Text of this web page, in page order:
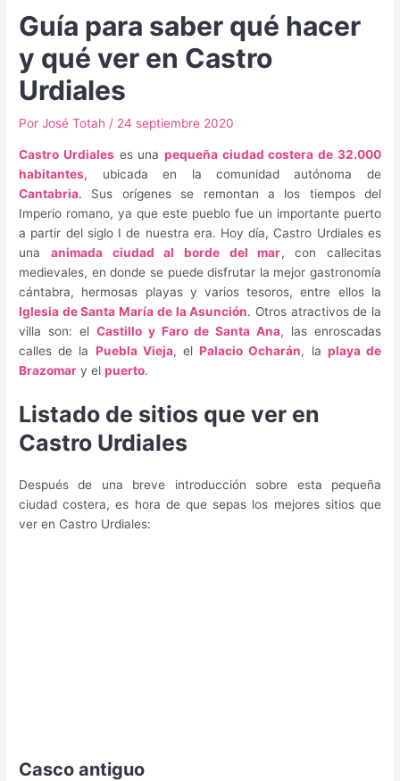
Guía para saber qué hacer
y qué ver en Castro
Urdiales
PorJosé Totah/ 24 septiembre 2020
Castro Urdialeses unapequeña ciudad costera de 32.000
habitantes, ubicada en la comunidad autónoma de
Cantabria. Sus orígenes se remontan a los tiempos del
Imperio romano, ya que este pueblo fue un importante puerto
a partir del siglo I de nuestra era. Hoy día, Castro Urdiales es
una animada ciudad al borde del mar, con callecitas
medievales, en donde se puede disfrutar la mejor gastronomía
cántabra, hermosas playas y varios tesoros, entre ellos la
Iglesia de Santa María de la Asunción. Otros atractivos de la
villa son: el Castillo y Faro de Santa Ana, las enroscadas
calles de la Puebla Vieja, elPalacio Ocharán, la playa de
Brazomar y elpuerto.
Listado de sitios que ver en
Castro Urdiales
Después de una breve introducción sobre esta pequeña
ciudad costera, es hora de que sepas los mejores sitios que
ver en Castro Urdiales:
Casco antiguo